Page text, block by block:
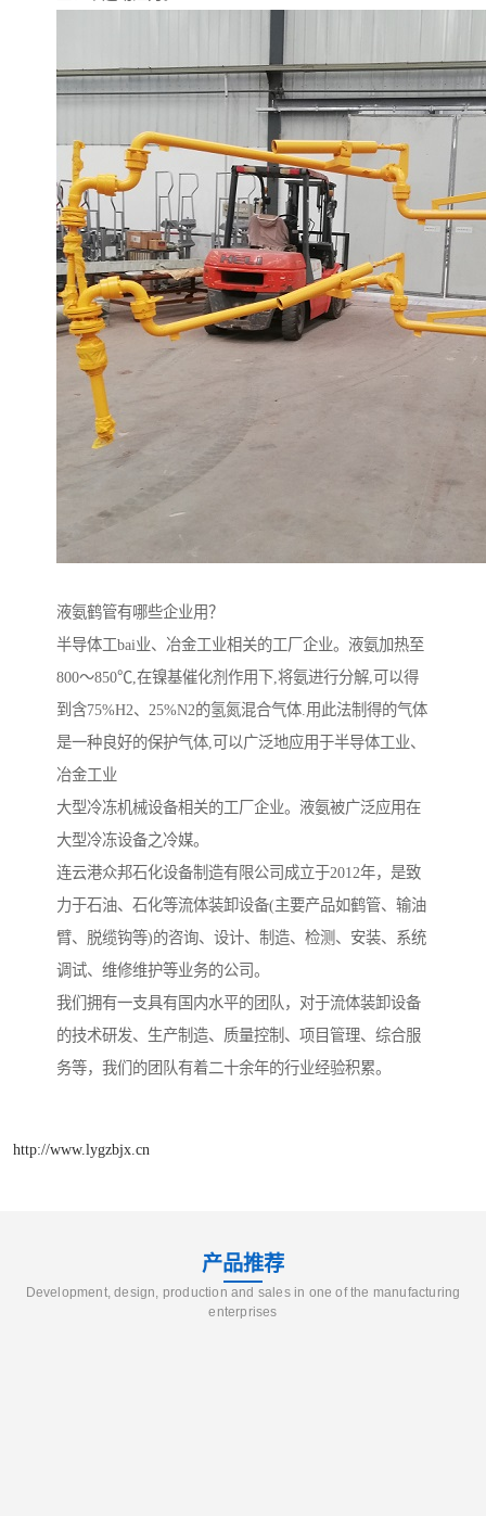
液氨鹤管有哪些企业用？
半导体工bai业、冶金工业相关的工厂企业。液氨加热至
800～850℃,在镍基催化剂作用下,将氨进行分解,可以得
到含75%H2、25%N2的氢氮混合气体.用此法制得的气体
是一种良好的保护气体,可以广泛地应用于半导体工业、
冶金工业
大型冷冻机械设备相关的工厂企业。液氨被广泛应用在
大型冷冻设备之冷媒。
连云港众邦石化设备制造有限公司成立于2012年，是致
力于石油、石化等流体装卸设备(主要产品如鹤管、输油
臂、脱缆钩等)的咨询、设计、制造、检测、安装、系统
调试、维修维护等业务的公司。
我们拥有一支具有国内水平的团队，对于流体装卸设备
的技术研发、生产制造、质量控制、项目管理、综合服
务等，我们的团队有着二十余年的行业经验积累。
http://www.lygzbjx.cn
产品推荐
Development, design, production and sales in one of the manufacturing
enterprises